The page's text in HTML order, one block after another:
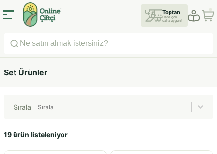
Toptan
Daha çok
daha uygun!
Set Ürünler
Sırala Sırala
19 ürün listeleniyor